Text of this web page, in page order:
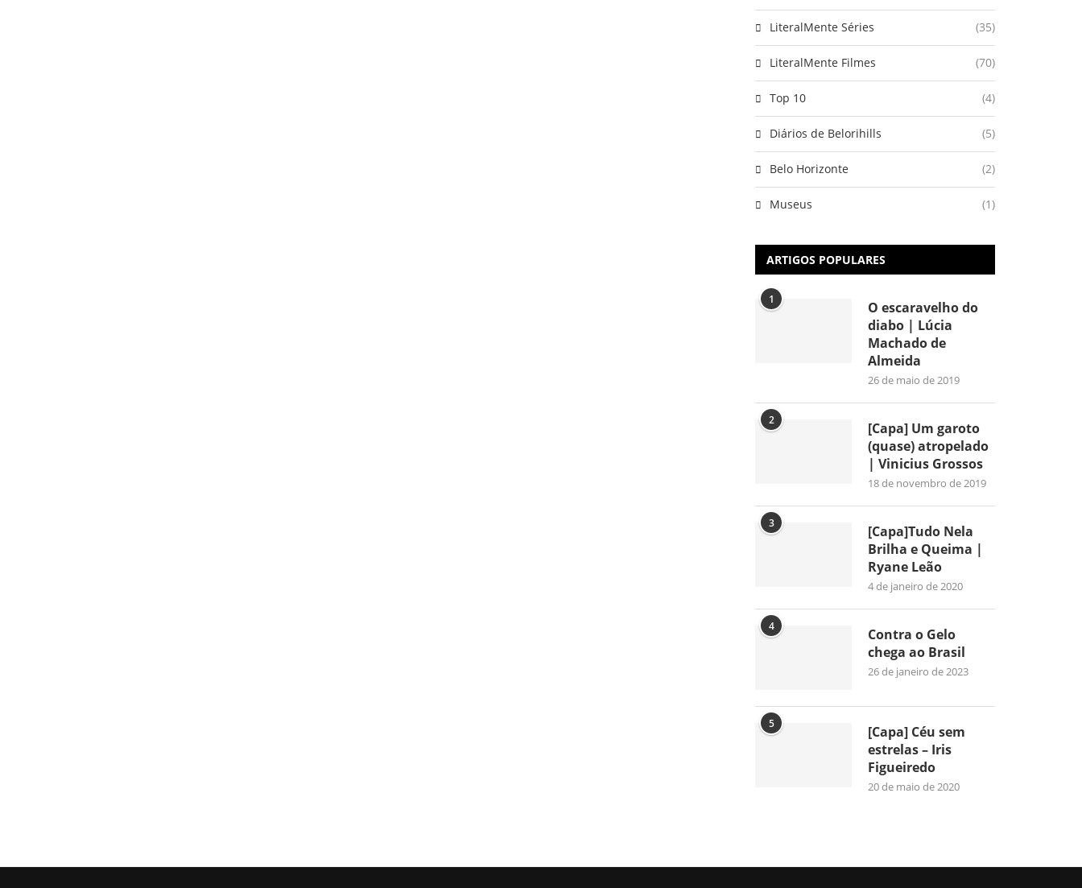
LiteralMente Séries (35)
LiteralMente Filmes (70)
Top 10 (4)
Diários de Belorihills (5)
Belo Horizonte (2)
Museus (1)
ARTIGOS POPULARES
1
O escaravelho do
diabo | Lúcia
Machado de
Almeida
26 de maio de 2019
2
[Capa] Um garoto
(quase) atropelado
| Vinicius Grossos
18 de novembro de 2019
3
[Capa]Tudo Nela
Brilha e Queima |
Ryane Leão
4 de janeiro de 2020
4
Contra o Gelo
chega ao Brasil
26 de janeiro de 2023
5
[Capa] Céu sem
estrelas – Iris
Figueiredo
20 de maio de 2020